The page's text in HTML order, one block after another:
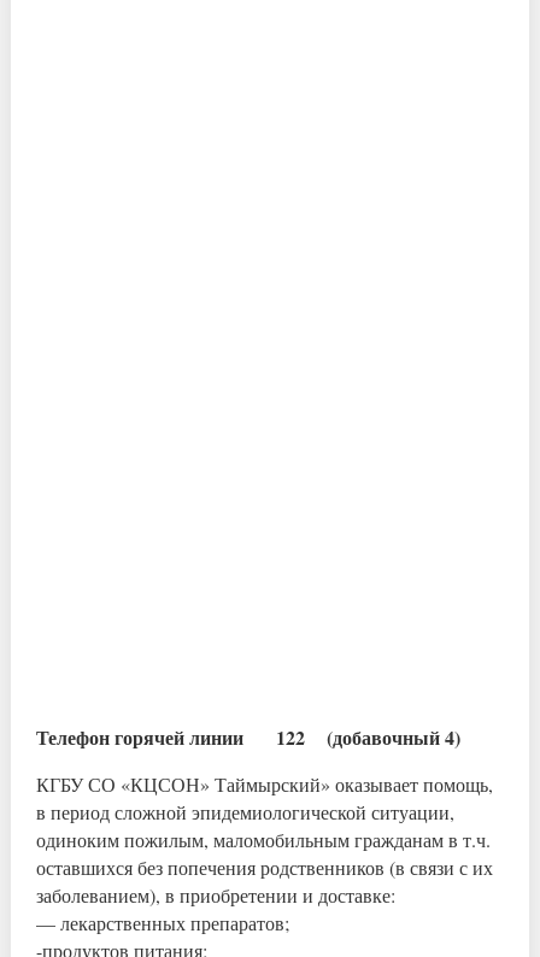
Телефон горячей линии 122 (добавочный 4)
КГБУ СО «КЦСОН» Таймырский» оказывает помощь,
в период сложной эпидемиологической ситуации,
одиноким пожилым, маломобильным гражданам в т.ч.
оставшихся без попечения родственников (в связи с их
заболеванием), в приобретении и доставке:
— лекарственных препаратов;
-продуктов питания;